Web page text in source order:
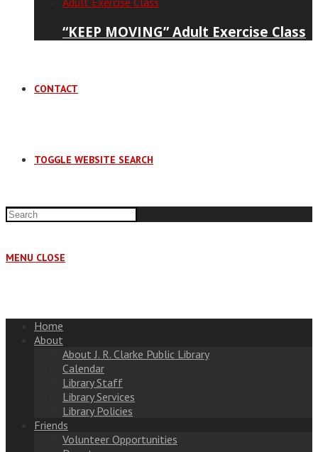
“KEEP MOVING” Adult Exercise Class
CONTACT
TOGGLE WEBSITE SEARCH
MENU CLOSE
Home
About
About J. R. Clarke Public Library
Calendar
Library Staff
Library Services
Library Policies
Friends
Volunteer Opportunities